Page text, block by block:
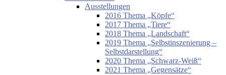
Ausstellungen
2016 Thema „Köpfe“
2017 Thema „Tiere“
2018 Thema „Landschaft“
2019 Thema „Selbstinszenierung –
Selbstdarstellung“
2020 Thema „Schwarz-Weiß“
2021 Thema „Gegensätze“